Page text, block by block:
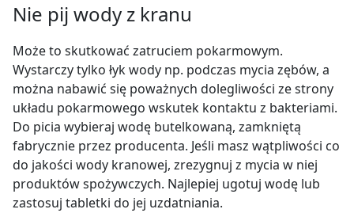
Nie pij wody z kranu
Może to skutkować zatruciem pokarmowym.
Wystarczy tylko łyk wody np. podczas mycia zębów, a
można nabawić się poważnych dolegliwości ze strony
układu pokarmowego wskutek kontaktu z bakteriami.
Do picia wybieraj wodę butelkowaną, zamkniętą
fabrycznie przez producenta. Jeśli masz wątpliwości co
do jakości wody kranowej, zrezygnuj z mycia w niej
produktów spożywczych. Najlepiej ugotuj wodę lub
zastosuj tabletki do jej uzdatniania.